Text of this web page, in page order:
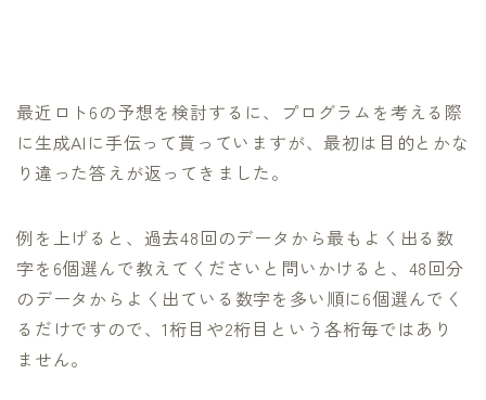
最近ロト6の予想を検討するに、プログラムを考える際
に生成AIに手伝って貰っていますが、最初は目的とかな
り違った答えが返ってきました。
例を上げると、過去48回のデータから最もよく出る数
字を6個選んで教えてくださいと問いかけると、48回分
のデータからよく出ている数字を多い順に6個選んでく
るだけですので、1桁目や2桁目という各桁毎ではあり
ません。